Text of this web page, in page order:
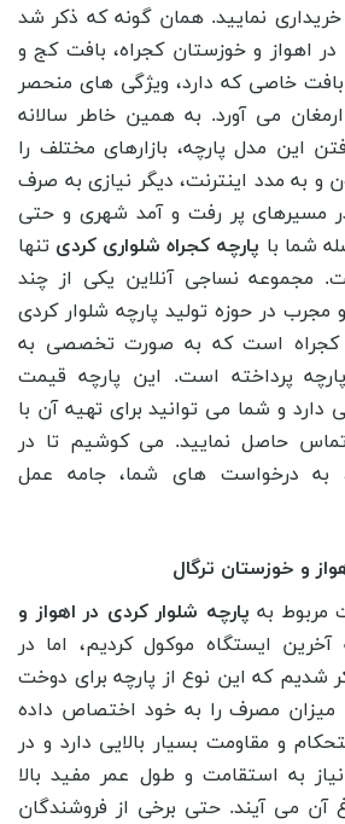
خریداری نمایید. همان گونه که ذکر شد
در اهواز و خوزستان کجراه، بافت کج و
بافت خاصی که دارد، ویژگی‌ های منحصر
می آورد. به همین خاطر سالانه
این مدل پارچه، بازارهای مختلف را
و به مدد اینترنت، دیگر نیازی به صرف
مسیرهای پر رفت و آمد شهری و حتی
شما با پارچه کجراه شلواری کردی تنها
مجموعه نساجی آنلاین یکی از چند
مجرب در حوزه تولید پارچه شلوار کردی
کجراه است که به صورت تخصصی به
پرداخته است. این پارچه قیمت
دارد و شما می ‌توانید برای تهیه آن با
حاصل نمایید. می کوشیم تا در
به درخواست های شما، جامه عمل
و خوزستان ترگال
مربوط به پارچه شلوار کردی در اهواز و
آخرین ایستگاه موکول کردیم، اما در
شدیم که این نوع از پارچه برای دوخت
میزان مصرف را به خود اختصاص داده
و مقاومت بسیار بالایی دارد و در
به استقامت و طول عمر مفید بالا
آن می آیند. حتی برخی از فروشندگان